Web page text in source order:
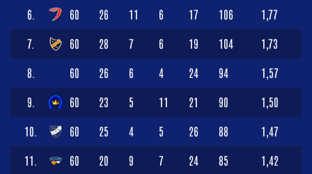
6. 60 26 11 6 17 106 1,77
7. 60 28 7 6 19 104 1,73
8. 60 26 6 4 24 94 1,57
9. 60 23 5 11 21 90 1,50
10. 60 25 4 5 26 88 1,47
11. 60 20 9 7 24 85 1,42